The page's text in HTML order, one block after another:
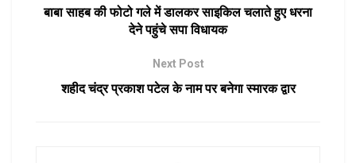
बाबा साहब की फोटो गले में डालकर साइकिल चलाते हुए धरना
देने पहुंचे सपा विधायक
Next Post
शहीद चंद्र प्रकाश पटेल के नाम पर बनेगा स्मारक द्वार